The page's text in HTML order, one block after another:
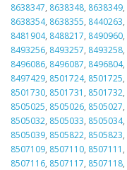
8638347, 8638348, 8638349,
8638354, 8638355, 8440263,
8481904, 8488217, 8490960,
8493256, 8493257, 8493258,
8496086, 8496087, 8496804,
8497429, 8501724, 8501725,
8501730, 8501731 , 8501732,
8505025, 8505026, 8505027,
8505032, 8505033, 8505034,
8505039, 8505822, 8505823,
8507109, 8507110, 8507111 ,
8507116, 8507117, 8507118,